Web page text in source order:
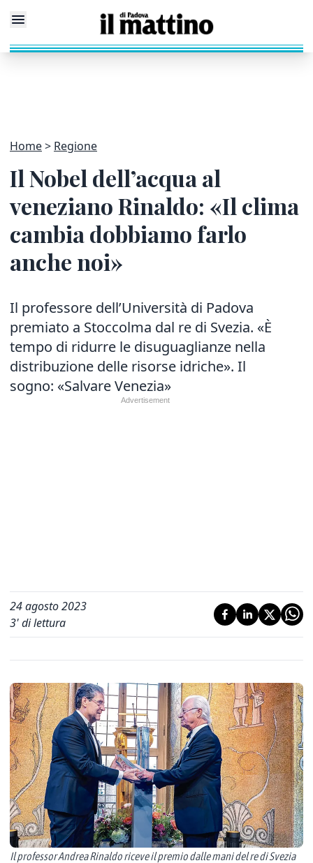
Home Regione
Il Nobel dell’acqua al
veneziano Rinaldo: «Il clima
cambia dobbiamo farlo
anche noi»
Il professore dell’Università di Padova
premiato a Stoccolma dal re di Svezia. «È
tempo di ridurre le disuguaglianze nella
distribuzione delle risorse idriche». Il
sogno: «Salvare Venezia»
24 agosto 2023
3' di lettura
Il professor Andrea Rinaldo riceve il premio dalle mani del re di Svezia